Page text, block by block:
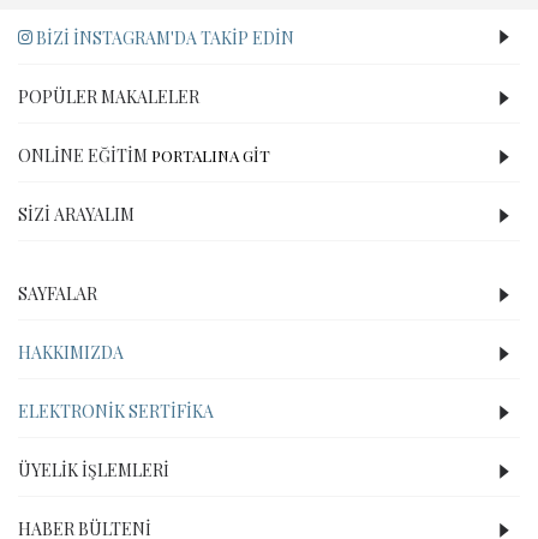
BIZI İNSTAGRAM'DA TAKIP EDIN
POPÜLER MAKALELER
ONLINE EĞITIM PORTALINA GİT
SIZI ARAYALIM
SAYFALAR
HAKKIMIZDA
ELEKTRONIK SERTIFIKA
ÜYELIK İŞLEMLERI
HABER BÜLTENI